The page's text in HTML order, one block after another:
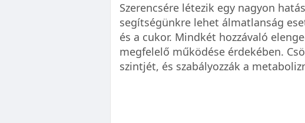
Szerencsére létezik egy nagyon
segítségünkre lehet álmatlanság
és a cukor. Mindkét hozzávaló
megfelelő működése érdekében.
szintjét, és szabályozzák a